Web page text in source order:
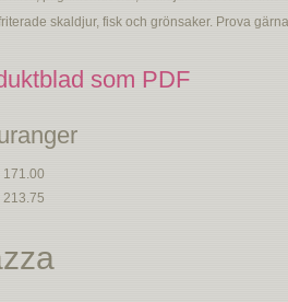
skaldjur, fisk och grönsaker. Prova
som PDF
171.00
213.75